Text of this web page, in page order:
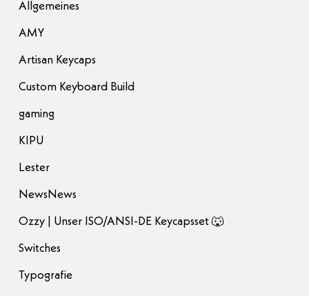
Allgemeines
AMY
Artisan Keycaps
Custom Keyboard Build
gaming
KIPU
Lester
NewsNews
Ozzy | Unser ISO/ANSI-DE Keycapsset 🐺
Switches
Typografie